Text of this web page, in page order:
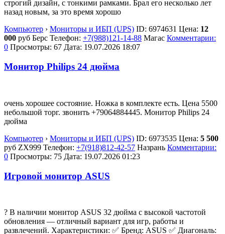
строгий дизайн, с тонкими рамками. Брал его несколько лет
назад новым, за это время хорошо
Компьютер › Мониторы и ИБП (UPS) ID: 6974631 Цена: 12
000 руб Берс Телефон: +7(988)121-14-88 Магас Комментарии:
0 Просмотры: 67 Дата: 19.07.2026 18:07
Монитор Philips 24 дюйма
очень хорошее состояние. Ножка в комплекте есть. Цена 5500
небольшой торг. звонить +79064884445. Монитор Philips 24
дюйма
Компьютер › Мониторы и ИБП (UPS) ID: 6973535 Цена: 5 500
руб ZX999 Телефон: +7(918)812-42-57 Назрань Комментарии:
0 Просмотры: 75 Дата: 19.07.2026 01:23
Игровой монитор ASUS
? В наличии монитор ASUS 32 дюйма с высокой частотой
обновления — отличный вариант для игр, работы и
развлечений. Характеристики: ✅ Бренд: ASUS ✅ Диагональ: